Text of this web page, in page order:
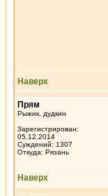
Наверх
Прям
Рыжик, дудкин
Зарегистрирован:
05.12.2014
Суждений: 1307
Откуда: Рязань
Наверх